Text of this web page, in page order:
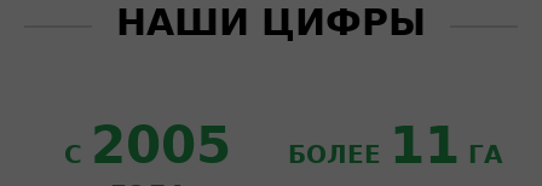
НАШИ ЦИФРЫ
С 2005 БОЛЕЕ 11 ГА